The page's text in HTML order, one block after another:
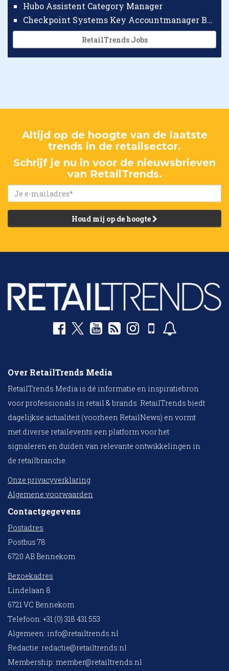
Hubo Assistent Category Manager
Checkpoint Systems Key Accountmanager Benelux
RetailTrends Jobs
Altijd op de hoogte van de laatste
trends in de retailsector.
Schrijf je nu in voor de nieuwsbrieven
van RetailTrends.
Houd mij op de hoogte
Over RetailTrends Media
RetailTrends Media is dé informatie en inspiratiebron
voor professionals in retail & brands. RetailTrends biedt
dagelijkse actualiteit (voorheen RetailNews) en vormt
met diverse retailevents een platform voor het
signaleren en duiden van relevante ontwikkelingen in
de retailbranche.
Onze privacyverklaring
Algemene voorwaarden
Contactgegevens
Postadres
Postbus 78
6720 AB Bennekom
Bezoekadres
Lindelaan 8
6721 VC Bennekom
Telefoon: +31 (0) 318 431 553
Algemeen: info@retailtrends.nl
Redactie: redactie@retailtrends.nl
Membership: member@retailtrends.nl